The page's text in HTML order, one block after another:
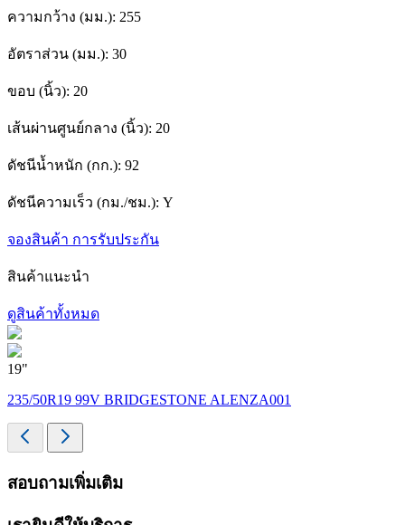
ความกว้าง (มม.): 255
อัตราส่วน (มม.): 30
ขอบ (นิ้ว): 20
เส้นผ่านศูนย์กลาง (นิ้ว): 20
ดัชนีน้ำหนัก (กก.): 92
ดัชนีความเร็ว (กม./ชม.): Y
จองสินค้า การรับประกัน
สินค้าแนะนำ
ดูสินค้าทั้งหมด
19"
235/50R19 99V BRIDGESTONE ALENZA001
สอบถามเพิ่มเติม